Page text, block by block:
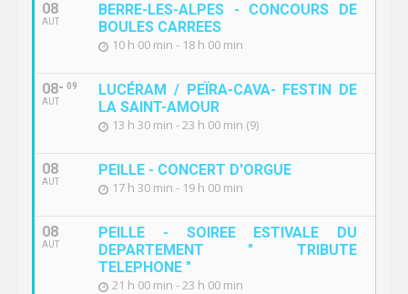
08
AUT
BERRE-LES-ALPES - CONCOURS DE
BOULES CARREES
10 h 00 min - 18 h 00 min
08
AUT
09
LUCÉRAM / PEÏRA-CAVA- FESTIN DE
LA SAINT-AMOUR
13 h 30 min - 23 h 00 min (9)
08
AUT
PEILLE - CONCERT D'ORGUE
17 h 30 min - 19 h 00 min
08
AUT
PEILLE - SOIREE ESTIVALE DU
DEPARTEMENT " TRIBUTE
TELEPHONE "
21 h 00 min - 23 h 00 min